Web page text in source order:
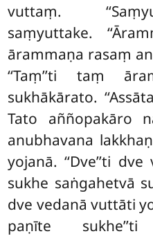
vuttaṃ.
saṃyuttake.
ārammaṇa rasaṃ
‘‘Taṃ’’ti taṃ
sukhākārato.
Tato aññopakāro
anubhavana
yojanā. ‘‘Dve’’ti
sukhe saṅgahetvā
dve vedanā vuttāti
paṇīte sukhe’’ti